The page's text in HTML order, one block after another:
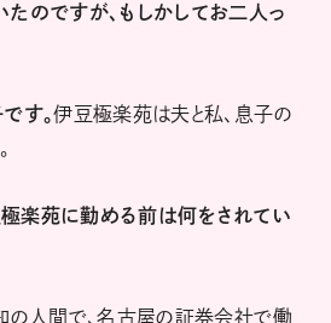
たのですが、もしかしてお二人っ
す。伊豆極楽苑は夫と私、息子の
楽苑に勤める前は何をされてい
の人間で、名古屋の証券会社で働